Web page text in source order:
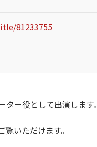
81233755
ー役として出演します。
覧いただけます。